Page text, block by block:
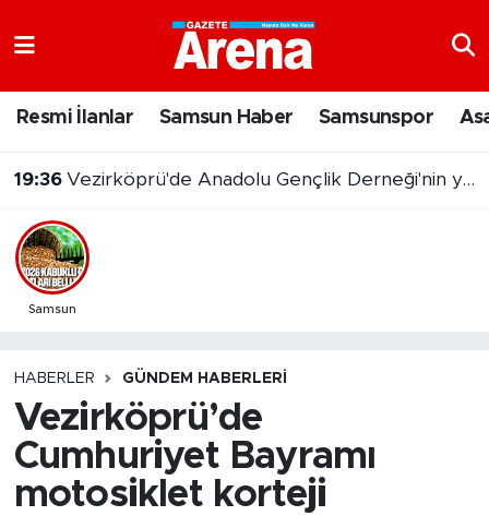
Resmi İlanlar Samsun Haber Samsunspor
19:36 Vezirköprü'de Anadolu Gençlik Derneği'nin yeni hizmet binası açıldı
Samsun
HABERLER GÜNDEM HABERLERI
Vezirköprü’de
Cumhuriyet Bayramı
motosiklet korteji
Samsun Namaz Vakitleri
Trafik Durumu
Süper Lig Puan Durumu ve Fikstür
Son Dakika Haberleri
Haber Arşivi